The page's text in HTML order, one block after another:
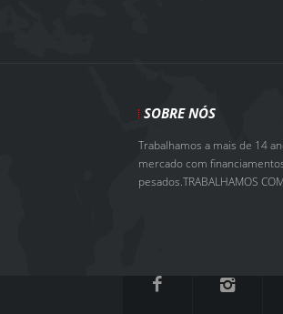
SOBRE NÓS
Trabalhamos a mais de 14
mercado com
pesados.TRABALHAMOS